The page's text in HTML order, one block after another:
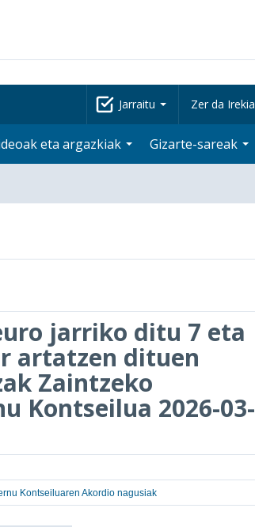
Jarraitu Zer da Irekia
eta argazkiak Gizarte-sareak
jarriko ditu 7 eta
artatzen dituen
Zaintzeko
Kontseilua 2026-03-
Kontseiluaren Akordio nagusiak